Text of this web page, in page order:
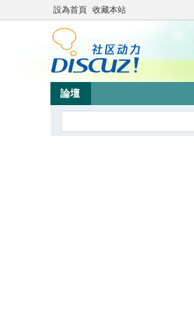
設為首頁 收藏本站
論壇